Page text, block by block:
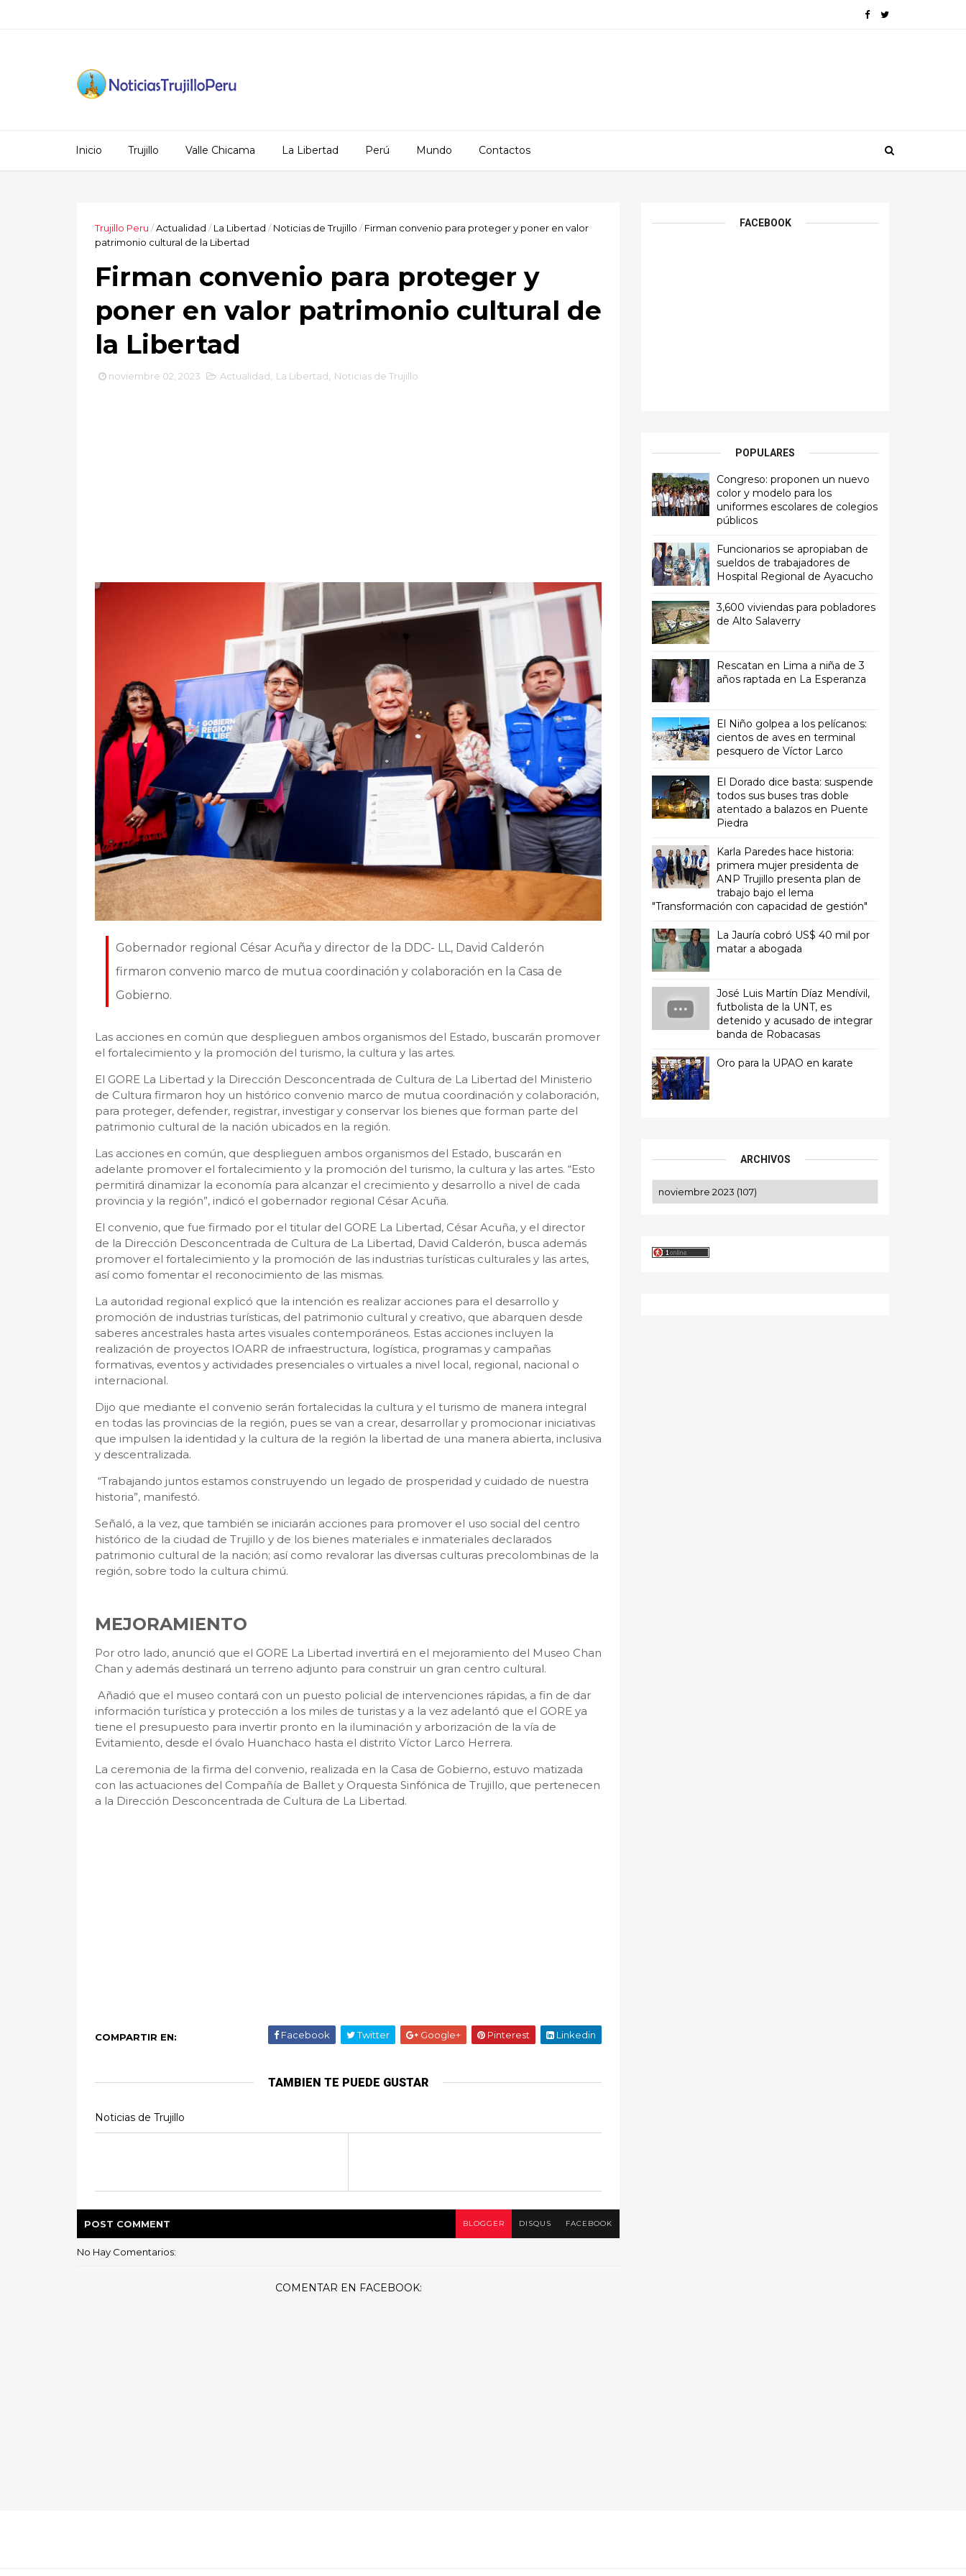
Inicio Trujillo Valle Chicama La Libertad Perú Mundo Contactos
Trujillo Peru /Actualidad / La Libertad / Noticias de Trujillo / Firman convenio para proteger y poner en valor
patrimonio cultural de la Libertad
Firman convenio para proteger y
poner en valor patrimonio cultural de
la Libertad
noviembre 02, 2023 Actualidad La Libertad Noticias de Trujillo
Gobernador regional César Acuña y director de la DDC- LL, David Calderón
firmaron convenio marco de mutua coordinación y colaboración en la Casa de
Gobierno.
Las acciones en común que desplieguen ambos organismos del Estado, buscarán promover
el fortalecimiento y la promoción del turismo, la cultura y las artes.
El GORE La Libertad y la Dirección Desconcentrada de Cultura de La Libertad del Ministerio
de Cultura firmaron hoy un histórico convenio marco de mutua coordinación y colaboración,
para proteger, defender, registrar, investigar y conservar los bienes que forman parte del
patrimonio cultural de la nación ubicados en la región.
Las acciones en común, que desplieguen ambos organismos del Estado, buscarán en
adelante promover el fortalecimiento y la promoción del turismo, la cultura y las artes. “Esto
permitirá dinamizar la economía para alcanzar el crecimiento y desarrollo a nivel de cada
provincia y la región”, indicó el gobernador regional César Acuña.
El convenio, que fue firmado por el titular del GORE La Libertad, César Acuña, y el director
de la Dirección Desconcentrada de Cultura de La Libertad, David Calderón, busca además
promover el fortalecimiento y la promoción de las industrias turísticas culturales y las artes,
así como fomentar el reconocimiento de las mismas.
La autoridad regional explicó que la intención es realizar acciones para el desarrollo y
promoción de industrias turísticas, del patrimonio cultural y creativo, que abarquen desde
saberes ancestrales hasta artes visuales contemporáneos. Estas acciones incluyen la
realización de proyectos IOARR de infraestructura, logística, programas y campañas
formativas, eventos y actividades presenciales o virtuales a nivel local, regional, nacional o
internacional.
Dijo que mediante el convenio serán fortalecidas la cultura y el turismo de manera integral
en todas las provincias de la región, pues se van a crear, desarrollar y promocionar iniciativas
que impulsen la identidad y la cultura de la región la libertad de una manera abierta, inclusiva
y descentralizada.
“Trabajando juntos estamos construyendo un legado de prosperidad y cuidado de nuestra
historia”, manifestó.
Señaló, a la vez, que también se iniciarán acciones para promover el uso social del centro
histórico de la ciudad de Trujillo y de los bienes materiales e inmateriales declarados
patrimonio cultural de la nación; así como revalorar las diversas culturas precolombinas de la
región, sobre todo la cultura chimú.
MEJORAMIENTO
Por otro lado, anunció que el GORE La Libertad invertirá en el mejoramiento del Museo Chan
Chan y además destinará un terreno adjunto para construir un gran centro cultural.
Añadió que el museo contará con un puesto policial de intervenciones rápidas, a fin de dar
información turística y protección a los miles de turistas y a la vez adelantó que el GORE ya
tiene el presupuesto para invertir pronto en la iluminación y arborización de la vía de
Evitamiento, desde el óvalo Huanchaco hasta el distrito Víctor Larco Herrera.
La ceremonia de la firma del convenio, realizada en la Casa de Gobierno, estuvo matizada
con las actuaciones del Compañía de Ballet y Orquesta Sinfónica de Trujillo, que pertenecen
a la Dirección Desconcentrada de Cultura de La Libertad.
COMPARTIR EN: Facebook Twitter Google+ Pinterest Linkedin
TAMBIEN TE PUEDE GUSTAR
Noticias de Trujillo
POST COMMENT BLOGGER DISQUS FACEBOOK
No Hay Comentarios:
COMENTAR EN FACEBOOK:
FACEBOOK
POPULARES
Congreso: proponen un nuevo
color y modelo para los
uniformes escolares de colegios
públicos
Funcionarios se apropiaban de
sueldos de trabajadores de
Hospital Regional de Ayacucho
3,600 viviendas para pobladores
de Alto Salaverry
Rescatan en Lima a niña de 3
años raptada en La Esperanza
El Niño golpea a los pelícanos:
cientos de aves en terminal
pesquero de Víctor Larco
El Dorado dice basta: suspende
todos sus buses tras doble
atentado a balazos en Puente
Piedra
Karla Paredes hace historia:
primera mujer presidenta de
ANP Trujillo presenta plan de
trabajo bajo el lema
"Transformación con capacidad de gestión"
La Jauría cobró US$ 40 mil por
matar a abogada
José Luis Martín Díaz Mendívil,
futbolista de la UNT, es
detenido y acusado de integrar
banda de Robacasas
Oro para la UPAO en karate
ARCHIVOS